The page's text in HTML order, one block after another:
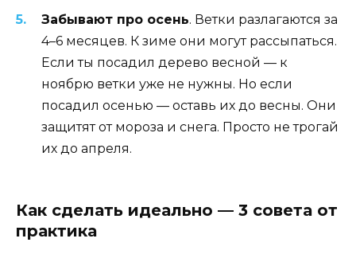
Забывают про осень. Ветки разлагаются за
4–6 месяцев. К зиме они могут рассыпаться.
Если ты посадил дерево весной — к
ноябрю ветки уже не нужны. Но если
посадил осенью — оставь их до весны. Они
защитят от мороза и снега. Просто не трогай
их до апреля.
Как сделать идеально — 3 совета от
практика